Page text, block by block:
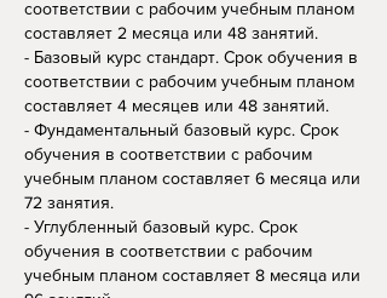
соответствии с рабочим учебным планом
составляет 2 месяца или 48 занятий.
- Базовый курс стандарт. Срок обучения в
соответствии с рабочим учебным планом
составляет 4 месяцев или 48 занятий.
- Фундаментальный базовый курс. Срок
обучения в соответствии с рабочим
учебным планом составляет 6 месяца или
72 занятия.
- Углубленный базовый курс. Срок
обучения в соответствии с рабочим
учебным планом составляет 8 месяца или